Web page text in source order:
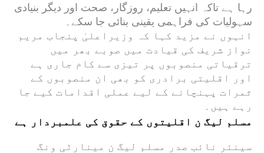
رہا ہے تاکہ انہیں تعلیم، روزگار، صحت اور دیگر بنیادی
سہولیات کی فراہمی یقینی بنائی جا سکے۔
انہوں نے مزید کہا کہ وزیراعلیٰ پنجاب مریم
نواز شریف کی قیادت میں صوبے بھر میں
ترقیاتی منصوبوں پر تیزی سے کام جاری ہے
اور اقلیتی برادری کو بھی ان منصوبوں کے
ثمرات پہنچانے کے لیے عملی اقدامات کیے جا
رہے ہیں۔
مسلم لیگ ن اقلیتوں کے حقوق کی علمبردار ہے
سینئر نائب صدر مسلم لیگ ن مینارٹی ونگ